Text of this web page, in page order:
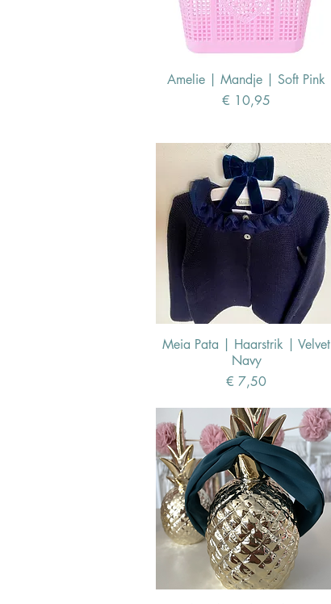
Amelie | Mandje | Soft Pink
Prijs
€ 10,95
Meia Pata | Haarstrik | Velvet
Navy
Prijs
€ 7,50